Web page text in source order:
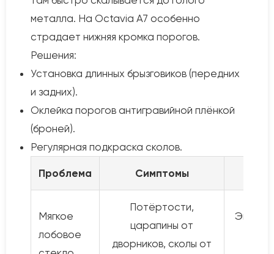
металла. На Octavia A7 особенно
страдает нижняя кромка порогов.
Решения:
Установка длинных брызговиков (передних
и задних).
Оклейка порогов антигравийной плёнкой
(броней).
Регулярная подкраска сколов.
Проблема Симптомы
Мягкое
лобовое
Потёртости,
царапины от
дворников, сколы от